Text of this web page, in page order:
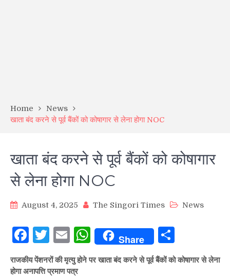
Home
News
खाता बंद करने से पूर्व बैंकों को कोषागार से लेना होगा NOC
खाता बंद करने से पूर्व बैंकों को कोषागार
से लेना होगा NOC
August 4, 2025 The Singori Times News
Facebook
Twitter
EmailWhatsApp
Share
राजकीय पेंशनरों की मृत्यु होने पर खाता बंद करने से पूर्व बैंकों को कोषागार से लेना
होगा अनापत्ति प्रमाण पत्र